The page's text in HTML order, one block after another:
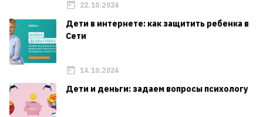
22.10.2024
Дети в интернете: как защитить ребенка в
Сети
14.10.2024
Дети и деньги: задаем вопросы психологу